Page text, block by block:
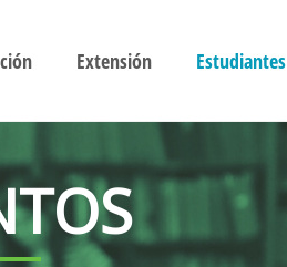
Extensión Estudiantes